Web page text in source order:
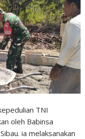
TNI
oleh Babinsa
ia melaksanakan